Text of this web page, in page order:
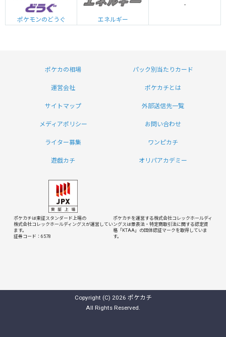
ポケモンのどうぐ エネルギー
-
ポケカの相場 パック別当たりカード
運営会社 ポケカチとは
サイトマップ 外部送信先一覧
メディアポリシー お問い合わせ
ライター募集 ワンピカチ
遊戯カチ オリパアカデミー
ポケカチは東証スタンダード上場の
株式会社コレックホールディングスが運営してい
ます。
証券コード：6578
ポケカチを運営する株式会社コレックホールディ
ングスは景表法・特定商取引法に関する認定資
格「KTAA」の団体認証マークを取得していま
す。
Copyright (C) 2026 ポケカチ
All Rights Reserved.